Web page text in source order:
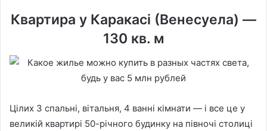
Квартира у Каракасі (Венесуела) —
130 кв. м
Цілих 3 спальні, вітальня, 4 ванні кімнати — і все це у
великій квартирі 50-річного будинку на півночі столиці